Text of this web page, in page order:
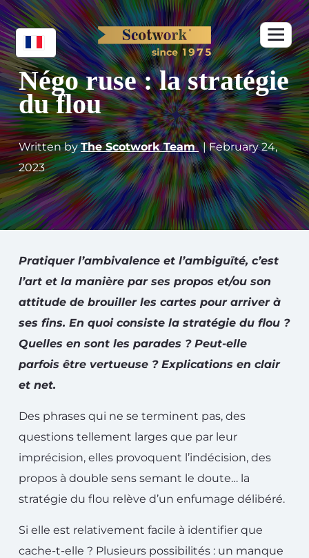
Négo ruse : la stratégie
du flou
Written byThe Scotwork Team | February 24,
2023
Pratiquer l’ambivalence et l’ambiguïté, c’est
l’art et la manière par ses propos et/ou son
attitude de brouiller les cartes pour arriver à
ses fins. En quoi consiste la stratégie du flou ?
Quelles en sont les parades ? Peut-elle
parfois être vertueuse ? Explications en clair
et net.
Des phrases qui ne se terminent pas, des
questions tellement larges que par leur
imprécision, elles provoquent l’indécision, des
propos à double sens semant le doute… la
stratégie du flou relève d’un enfumage délibéré.
Si elle est relativement facile à identifier que
cache-t-elle ? Plusieurs possibilités : un manque